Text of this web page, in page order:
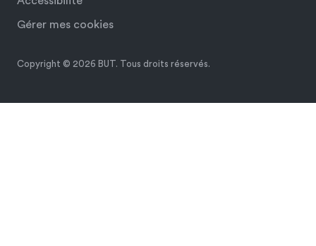
Gérer mes cookies
Copyright © 2026 BUT. Tous droits réservés.